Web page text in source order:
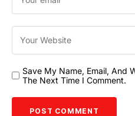
Save My Name, Email, And
The Next Time I Comment.